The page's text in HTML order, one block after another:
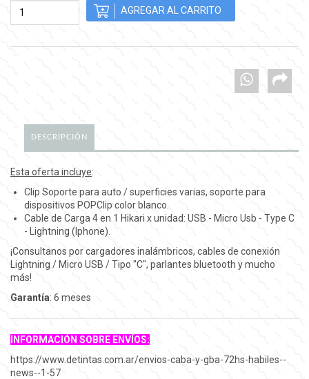
DESCRIPCIÓN
Esta oferta incluye:
Clip Soporte para auto / superficies varias, soporte para
dispositivos POPClip color blanco.
Cable de Carga 4 en 1 Hikari x unidad: USB - Micro Usb - Type C
- Lightning (Iphone).
¡Consultanos por cargadores inalámbricos, cables de conexión
Lightning / Micro USB / Tipo "C", parlantes bluetooth y mucho
más!
Garantía: 6 meses
INFORMACIÓN SOBRE ENVÍOS:
https://www.detintas.com.ar/envios-caba-y-gba-72hs-habiles--
news--1-57